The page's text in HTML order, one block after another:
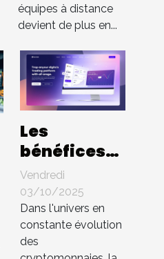
équipes à distance
devient de plus en...
Les
bénéfices
d'une
interface
utilisateur
intuitive
dans les
Vendredi
03/10/2025
Dans l'univers en
constante évolution
des